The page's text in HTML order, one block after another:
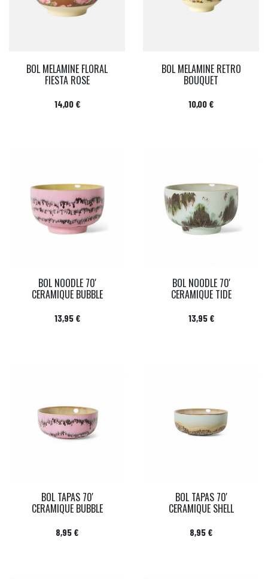
BOL MELAMINE FLORAL
FIESTA ROSE
Prix
14,00 €
BOL MELAMINE RETRO
BOUQUET
Prix
10,00 €
BOL NOODLE 70'
CERAMIQUE BUBBLE
Prix
13,95 €
BOL NOODLE 70'
CERAMIQUE TIDE
Prix
13,95 €
BOL TAPAS 70'
CERAMIQUE BUBBLE
Prix
8,95 €
BOL TAPAS 70'
CERAMIQUE SHELL
Prix
8,95 €